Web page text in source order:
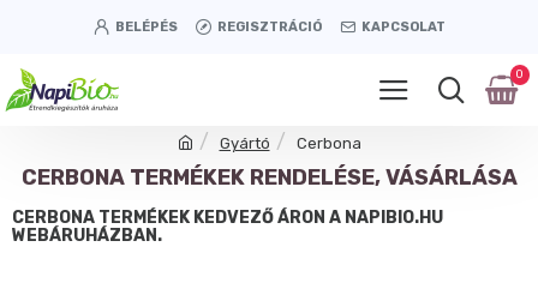
BELÉPÉS REGISZTRÁCIÓ KAPCSOLAT
0
Gyártó Cerbona
CERBONA TERMÉKEK RENDELÉSE, VÁSÁRLÁSA
CERBONA TERMÉKEK KEDVEZŐ ÁRON A NAPIBIO.HU
WEBÁRUHÁZBAN.